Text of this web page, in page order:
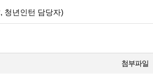
청년인턴 담당자)
첨부파일